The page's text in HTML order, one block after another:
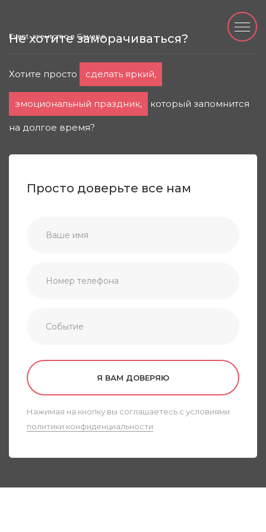
Event-агентство в Самаре
Не хотите заморачиваться?
Хотите просто сделать яркий,
эмоциональный праздник, который запомнится
на долгое время?
Просто доверьте все нам
Я ВАМ ДОВЕРЯЮ
Нажимая на кнопку вы соглашаетесь с условиями
политики конфиденциальности